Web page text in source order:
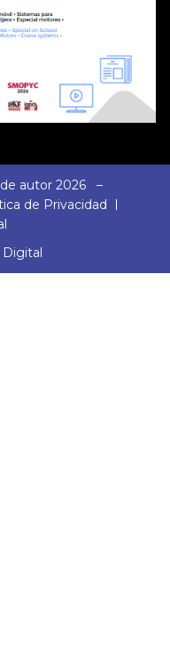
autor 2026 –
de Privacidad
Digital